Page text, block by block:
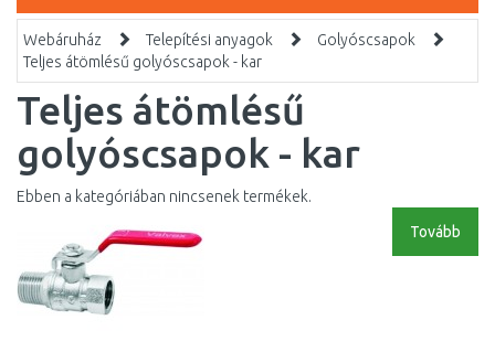
Webáruház Telepítési anyagok
Golyóscsapok
Teljes átömlésű golyóscsapok - kar
Teljes átömlésű
golyóscsapok - kar
Ebben a kategóriában nincsenek termékek.
Tovább